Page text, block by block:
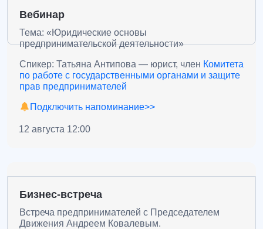
Вебинар
Тема: «Юридические основы
предпринимательской деятельности»
Спикер: Татьяна Антипова — юрист, член Комитета
по работе с государственными органами и защите
прав предпринимателей
Подключить напоминание>>
12 августа 12:00
Бизнес-встреча
Встреча предпринимателей с Председателем
Движения Андреем Ковалевым.